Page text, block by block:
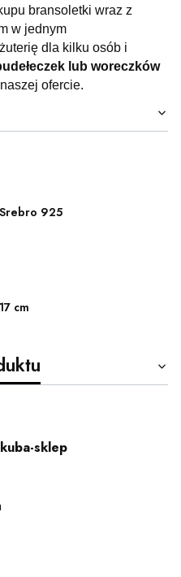
bransoletki wraz z
w jednym
dla kilku osób i
lub woreczków
ofercie.
Srebro 925
17 cm
sklep